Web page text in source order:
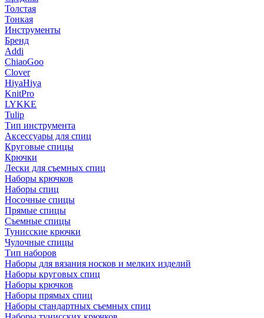
Толстая
Тонкая
Инструменты
Бренд
Addi
ChiaoGoo
Clover
HiyaHiya
KnitPro
LYKKE
Tulip
Тип инструмента
Аксессуары для спиц
Круговые спицы
Крючки
Лески для съемных спиц
Наборы крючков
Наборы спиц
Носочные спицы
Прямые спицы
Съемные спицы
Тунисские крючки
Чулочные спицы
Тип наборов
Наборы для вязания носков и мелких изделий
Наборы круговых спиц
Наборы крючков
Наборы прямых спиц
Наборы стандартных съемных спиц